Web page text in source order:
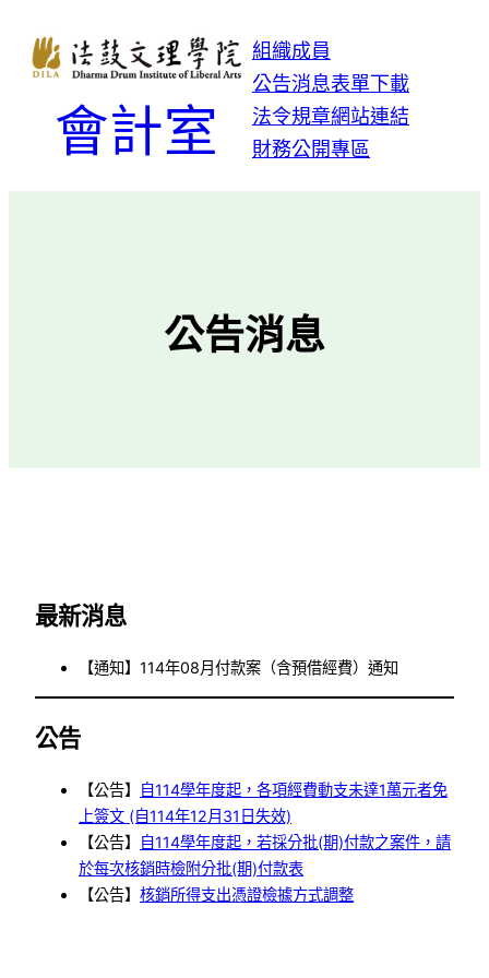
會計室
組織成員
公告消息表單下載
法令規章網站連結
財務公開專區
公告消息
最新消息
【通知】114年08月付款案（含預借經費）通知
公告
【公告】
自114學年度起，各項經費動支未達1萬元者免
上簽文 (自114年12月31日失效)
【公告】
自114學年度起，若採分批(期)付款之案件，請
於每次核銷時檢附分批(期)付款表
【公告】 核銷所得支出憑證檢據方式調整